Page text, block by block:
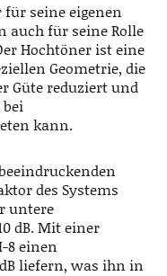
seine eigenen
auch für seine Rolle
Hochtöner ist eine
Geometrie, die
Güte reduziert und
kann.
des Systems
untere
dB. Mit einer
8 einen
liefern, was ihn in